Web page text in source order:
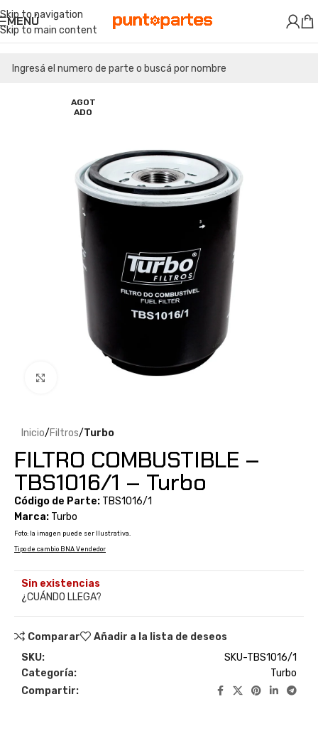
Skip to navigation
Skip to main content
MENÚ
AGOT
ADO
Clic para ampliar
Inicio Filtros Turbo
FILTRO COMBUSTIBLE –
TBS1016/1 – Turbo
Código de Parte: TBS1016/1
Marca: Turbo
Foto: la imagen puede ser Ilustrativa.
Tipo de cambio BNA Vendedor
Sin existencias
¿CUÁNDO LLEGA?
Comparar
Añadir a la lista de deseos
SKU:
SKU-TBS1016/1
Categoría:
Turbo
Compartir: